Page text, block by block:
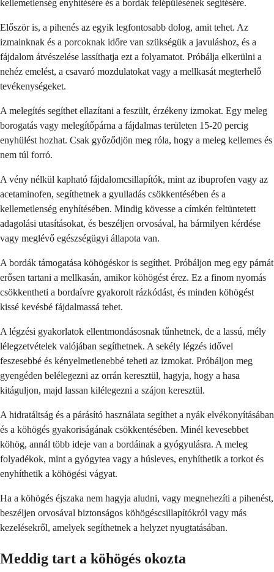
kellemetlenség enyhítésére és a bordák felépülésének segítésére.
Először is, a pihenés az egyik legfontosabb dolog, amit tehet. Az
izmainknak és a porcoknak időre van szükségük a javuláshoz, és a
fájdalom átvészelése lassíthatja ezt a folyamatot. Próbálja elkerülni a
nehéz emelést, a csavaró mozdulatokat vagy a mellkasát megterhelő
tevékenységeket.
A melegítés segíthet ellazítani a feszült, érzékeny izmokat. Egy meleg
borogatás vagy melegítőpárna a fájdalmas területen 15-20 percig
enyhülést hozhat. Csak győződjön meg róla, hogy a meleg kellemes és
nem túl forró.
A vény nélkül kapható fájdalomcsillapítók, mint az ibuprofen vagy az
acetaminofen, segíthetnek a gyulladás csökkentésében és a
kellemetlenség enyhítésében. Mindig kövesse a címkén feltüntetett
adagolási utasításokat, és beszéljen orvosával, ha bármilyen kérdése
vagy meglévő egészségügyi állapota van.
A bordák támogatása köhögéskor is segíthet. Próbáljon meg egy párnát
erősen tartani a mellkasán, amikor köhögést érez. Ez a finom nyomás
csökkentheti a bordaívre gyakorolt rázkódást, és minden köhögést
kissé kevésbé fájdalmassá tehet.
A légzési gyakorlatok ellentmondásosnak tűnhetnek, de a lassú, mély
lélegzetvételek valójában segíthetnek. A sekély légzés idővel
feszesebbé és kényelmetlenebbé teheti az izmokat. Próbáljon meg
gyengéden belélegezni az orrán keresztül, hagyja, hogy a hasa
kitáguljon, majd lassan kilélegezni a szájon keresztül.
A hidratáltság és a párásító használata segíthet a nyák elvékonyításában
és a köhögés gyakoriságának csökkentésében. Minél kevesebbet
köhög, annál több ideje van a bordáinak a gyógyulásra. A meleg
folyadékok, mint a gyógytea vagy a húsleves, enyhíthetik a torkot és
enyhíthetik a köhögési vágyat.
Ha a köhögés éjszaka nem hagyja aludni, vagy megnehezíti a pihenést,
beszéljen orvosával biztonságos köhögéscsillapítókról vagy más
kezelésekről, amelyek segíthetnek a helyzet nyugtatásában.
Meddig tart a köhögés okozta